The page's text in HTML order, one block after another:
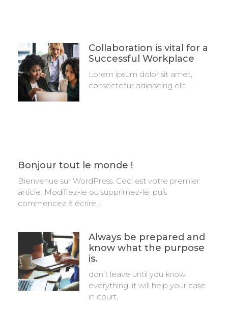
Collaboration is vital for a
Successful Workplace
Lorem ipsum dolor sit amet,
consectetur adipiscing elit
Bonjour tout le monde !
Bienvenue sur WordPress. Ceci est votre premier
article. Modifiez-le ou supprimez-le, puis
commencez à écrire !
Always be prepared and
know what the purpose
is.
don’t leave until you know
everything. it will help your case
in court.